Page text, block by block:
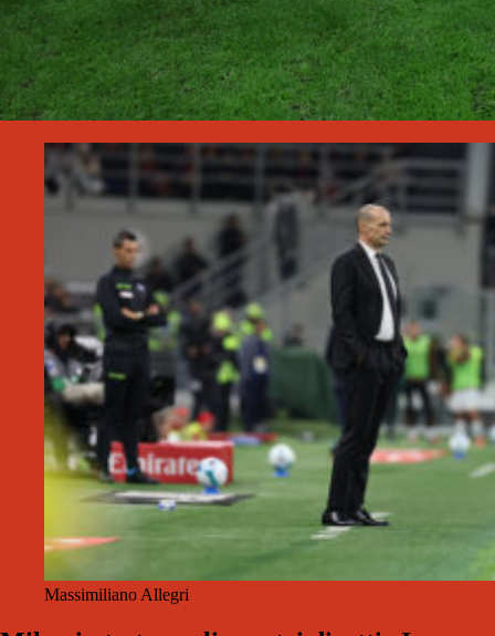
Massimiliano Allegri